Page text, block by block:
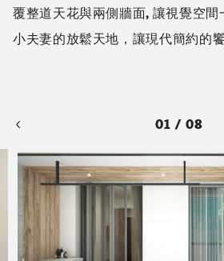
覆整道天花與兩側牆面, 讓視覺空
小夫妻的放鬆天地，讓現代簡約的
01 / 08